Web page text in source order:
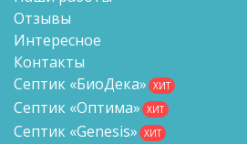
Отзывы
Интересное
Контакты
Септик «БиоДека» ХИТ
Септик «Оптима» ХИТ
Септик «Genesis» ХИТ